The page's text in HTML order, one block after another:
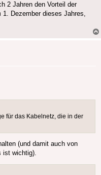
2 Jahren den Vorteil der
1. Dezember dieses Jahres,
für das Kabelnetz, die in der
(und damit auch von
ist wichtig).